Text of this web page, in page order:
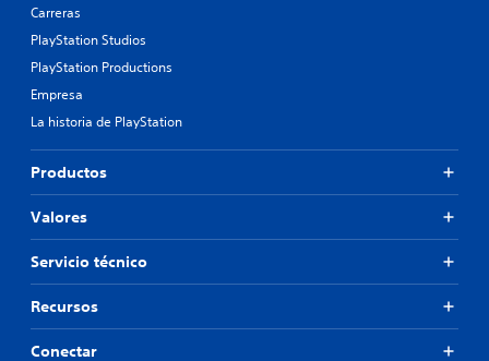
Carreras
PlayStation Studios
PlayStation Productions
Empresa
La historia de PlayStation
Productos
Valores
Servicio técnico
Recursos
Conectar